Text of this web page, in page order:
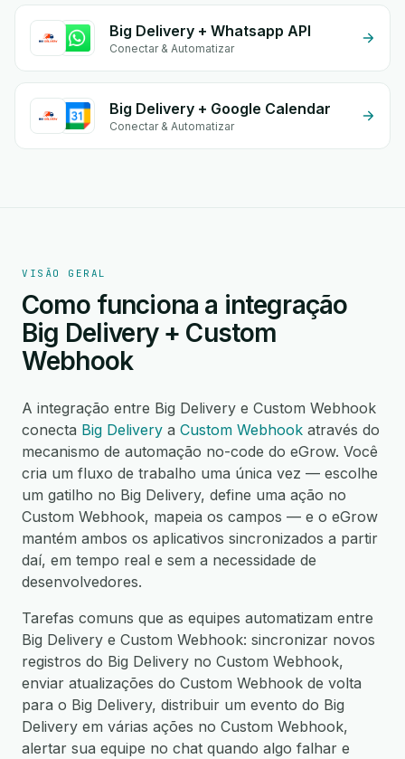
Big Delivery + Whatsapp API
Conectar & Automatizar
Big Delivery + Google Calendar
Conectar & Automatizar
VISÃO GERAL
Como funciona a integração
Big Delivery + Custom
Webhook
A integração entre Big Delivery e Custom Webhook
conecta Big Delivery a Custom Webhook através do
mecanismo de automação no-code do eGrow. Você
cria um fluxo de trabalho uma única vez — escolhe
um gatilho no Big Delivery, define uma ação no
Custom Webhook, mapeia os campos — e o eGrow
mantém ambos os aplicativos sincronizados a partir
daí, em tempo real e sem a necessidade de
desenvolvedores.
Tarefas comuns que as equipes automatizam entre
Big Delivery e Custom Webhook: sincronizar novos
registros do Big Delivery no Custom Webhook,
enviar atualizações do Custom Webhook de volta
para o Big Delivery, distribuir um evento do Big
Delivery em várias ações no Custom Webhook,
alertar sua equipe no chat quando algo falhar e